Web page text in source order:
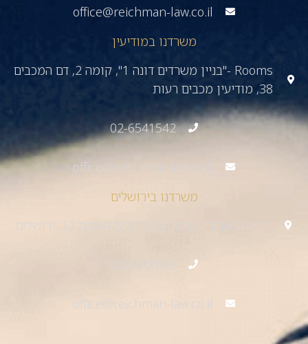
office@reichman-law.co.il
משרדנו במודיעין
Rooms -"בניין משרדים דונה 1", קומה 2, דם המכבים
38, מודיעין מכבים רעות
02-6541542
office@reichman-law.co.il
משרדנו בירושלים
“בית השנהב” - קומה 5, רח’ בית הדפוס 12, ירושלים
02-6541542
office@reichman-law.co.il